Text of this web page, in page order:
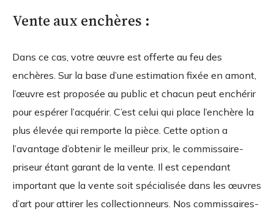
Vente aux enchères :
Dans ce cas, votre œuvre est offerte au feu des
enchères. Sur la base d’une estimation fixée en amont,
l’œuvre est proposée au public et chacun peut enchérir
pour espérer l’acquérir. C’est celui qui place l’enchère la
plus élevée qui remporte la pièce. Cette option a
l’avantage d’obtenir le meilleur prix, le commissaire-
priseur étant garant de la vente. Il est cependant
important que la vente soit spécialisée dans les œuvres
d’art pour attirer les collectionneurs. Nos commissaires-